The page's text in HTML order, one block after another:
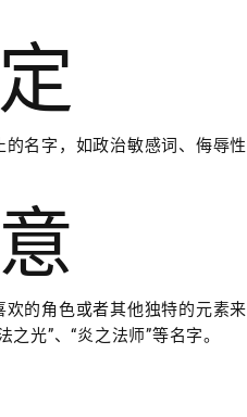
名字，如政治敏感词、侮辱性
的角色或者其他独特的元素来
光”、“炎之法师”等名字。